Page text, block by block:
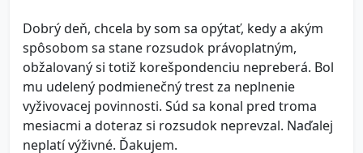
Dobrý deň, chcela by som sa opýtať, kedy a akým
spôsobom sa stane rozsudok právoplatným,
obžalovaný si totiž korešpondenciu nepreberá. Bol
mu udelený podmienečný trest za neplnenie
vyživovacej povinnosti. Súd sa konal pred troma
mesiacmi a doteraz si rozsudok neprevzal. Naďalej
neplatí výživné. Ďakujem.